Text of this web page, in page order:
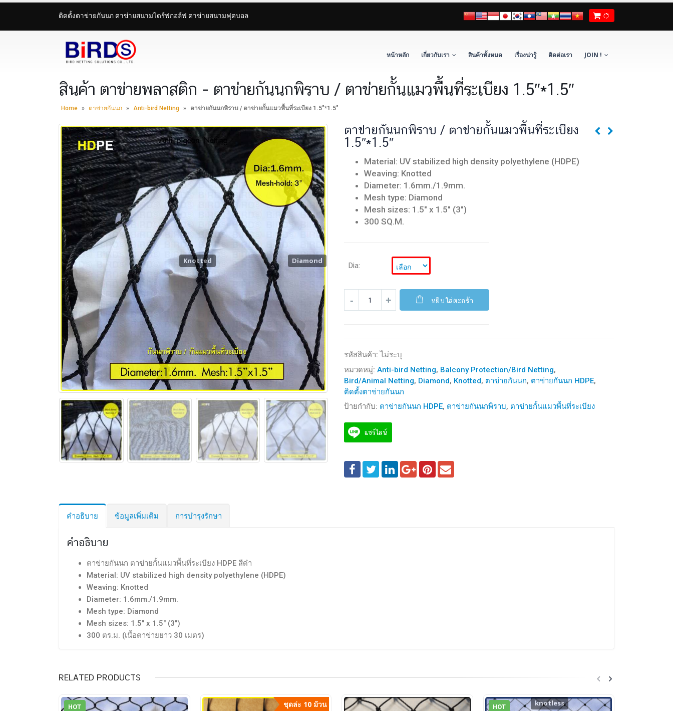
ติดตั้งตาข่ายกันนก ตาข่ายสนามไดร์ฟกอล์ฟ ตาข่ายสนามฟุตบอล
หน้าหลัก เกี่ยวกับเรา สินค้าทั้งหมด เรื่องน่ารู้ ติดต่อเรา JOIN !
สินค้า ตาข่ายพลาสติก - ตาข่ายกันนกพิราบ / ตาข่ายกั้นแมวพื้นที่ระเบียง 1.5″*1.5″
Home » ตาข่ายกันนก » Anti-bird Netting » ตาข่ายกันนกพิราบ / ตาข่ายกั้นแมวพื้นที่ระเบียง 1.5″*1.5″
Diamond
Knotted
ตาข่ายกันนกพิราบ / ตาข่ายกั้นแมวพื้นที่ระเบียง
1.5″*1.5″
Material: UV stabilized high density polyethylene (HDPE)
Weaving: Knotted
Diameter: 1.6mm./1.9mm.
Mesh type: Diamond
Mesh sizes: 1.5″ x 1.5″ (3″)
300 SQ.M.
Dia:
หยิบใส่ตะกร้า
รหัสสินค้า:ไม่ระบุ
หมวดหมู่: Anti-bird Netting, Balcony Protection/Bird Netting,
Bird/Animal Netting, Diamond, Knotted, ตาข่ายกันนก, ตาข่ายกันนก HDPE,
ติดตั้งตาข่ายกันนก
ป้ายกำกับ: ตาข่ายกันนก HDPE, ตาข่ายกันนกพิราบ, ตาข่ายกั้นแมวพื้นที่ระเบียง
แชร์ไลน์
คำอธิบาย ข้อมูลเพิ่มเติม การบำรุงรักษา
คำอธิบาย
ตาข่ายกันนก ตาข่ายกั้นแมวพื้นที่ระเบียง HDPE สีดำ
Material: UV stabilized high density polyethylene (HDPE)
Weaving: Knotted
Diameter: 1.6mm./1.9mm.
Mesh type: Diamond
Mesh sizes: 1.5″ x 1.5″ (3″)
300 ตร.ม. (เนื้อตาข่ายยาว 30 เมตร)
RELATED PRODUCTS
HOT ชุดล่ะ 10 ม้วน HOT knotless